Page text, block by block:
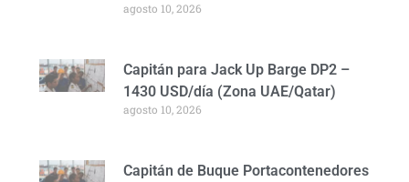
agosto 10, 2026
Capitán para Jack Up Barge DP2 –
1430 USD/día (Zona UAE/Qatar)
agosto 10, 2026
Capitán de Buque Portacontenedores